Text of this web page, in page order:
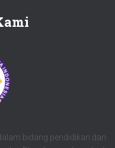
bidang pendidikan dan